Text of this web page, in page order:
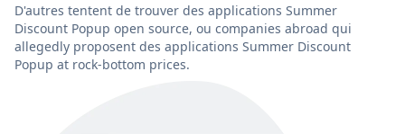
D'autres tentent de trouver des applications Summer
Discount Popup open source, ou companies abroad qui
allegedly proposent des applications Summer Discount
Popup at rock-bottom prices.